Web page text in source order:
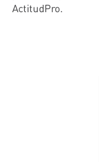
ActitudPro.